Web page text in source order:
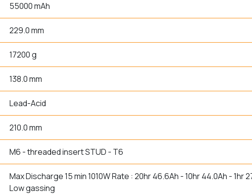
55000 mAh
229.0 mm
17200 g
138.0 mm
Lead-Acid
210.0 mm
M6 - threaded insert STUD - T6
Max Discharge 15 min 1010W Rate : 20hr 46.6Ah - 10hr 44.0Ah - 1hr
Low gassing